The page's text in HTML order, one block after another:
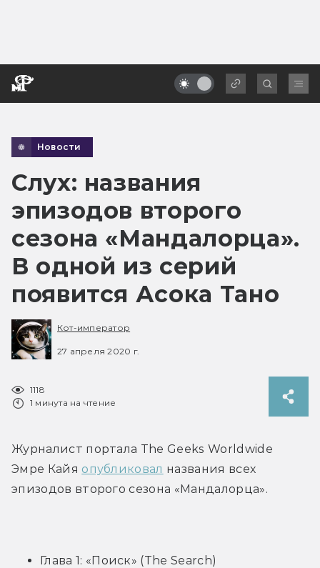
Новости
Слух: названия
эпизодов второго
сезона «Мандалорца».
В одной из серий
появится Асока Тано
Кот-император
27 апреля 2020 г.
1118
1 минута на чтение
Журналист портала The Geeks Worldwide
Эмре Кайя опубликовал названия всех
эпизодов второго сезона «Мандалорца».
Глава 1: «Поиск» (The Search)